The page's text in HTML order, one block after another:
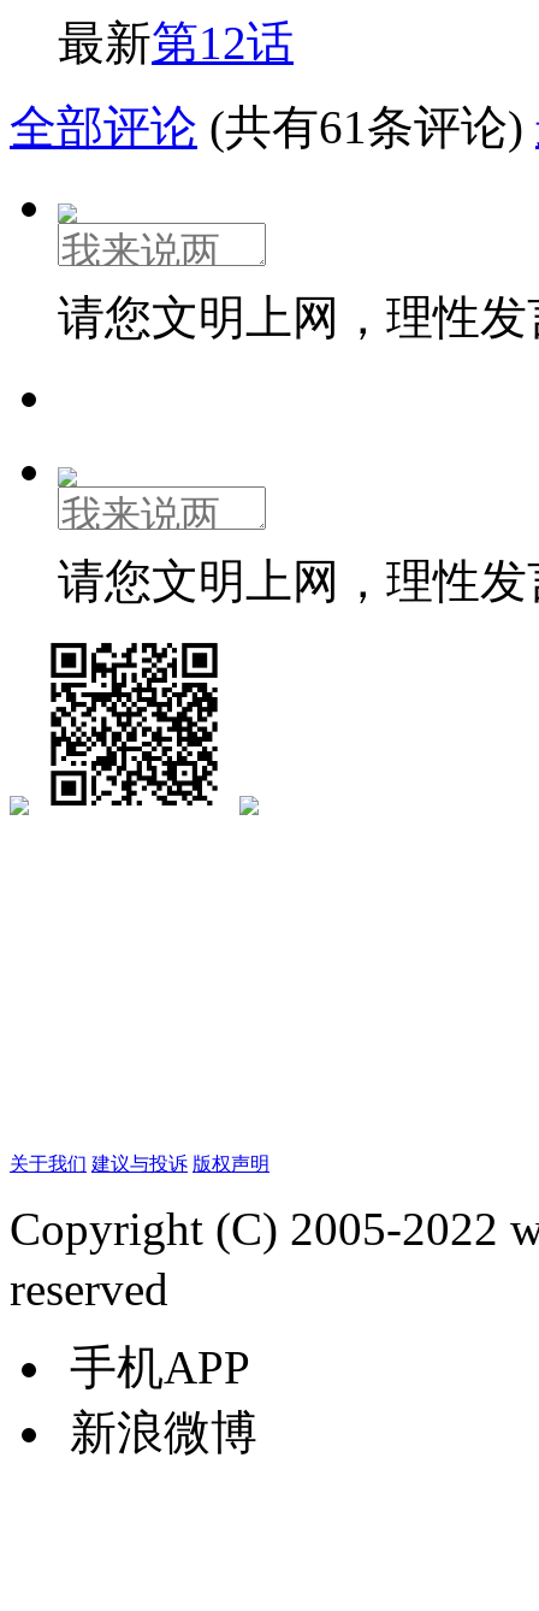
最新第12话
全部评论 (共有61条评论)
请您文明上网，理性
请您文明上网，理性
关于我们 建议与投诉 版权声明
Copyright (C) 2005-2022
reserved
手机APP
新浪微博